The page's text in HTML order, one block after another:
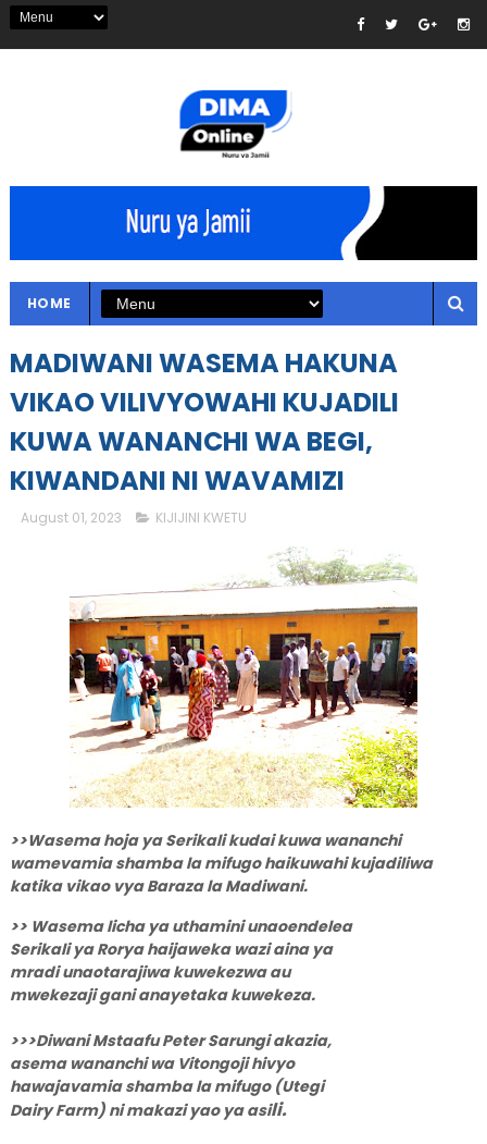
HOME
MADIWANI WASEMA HAKUNA
VIKAO VILIVYOWAHI KUJADILI
KUWA WANANCHI WA BEGI,
KIWANDANI NI WAVAMIZI
August 01, 2023 KIJIJINI KWETU
>>Wasema hoja ya Serikali kudai kuwa wananchi
wamevamia shamba la mifugo haikuwahi kujadiliwa
katika vikao vya Baraza la Madiwani.
>> Wasema licha ya uthamini unaoendelea
Serikali ya Rorya haijaweka wazi aina ya
mradi unaotarajiwa kuwekezwa au
mwekezaji gani anayetaka kuwekeza.
>>>Diwani Mstaafu Peter Sarungi akazia,
asema wananchi wa Vitongoji hivyo
hawajavamia shamba la mifugo (Utegi
Dairy Farm) ni makazi yao ya asili.